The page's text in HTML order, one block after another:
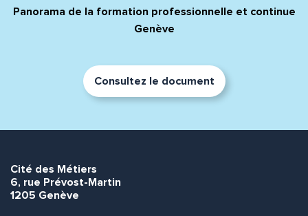
Panorama de la formation professionnelle et continue
Genève
Consultez le document
Cité des Métiers
6, rue Prévost-Martin
1205 Genève